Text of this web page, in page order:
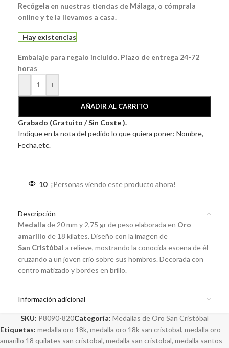
Recógela en nuestras tiendas de Málaga, o cómprala
online y te la llevamos a casa.
Hay existencias
Embalaje para regalo incluido. Plazo de entrega 24-72
horas
-
+
AÑADIR AL CARRITO
Grabado (Gratuito / Sin Coste ).
Indique en la nota del pedido lo que quiera poner: Nombre,
Fecha,etc.
10 ¡Personas viendo este producto ahora!
Descripción
Medalla de 20 mm y 2,75 gr de peso elaborada en Oro
amarillo de 18 kilates. Diseño con la imagen de
San Cristóbal a relieve, mostrando la conocida escena de él
cruzando a un joven crio sobre sus hombros. Decorada con
centro matizado y bordes en brillo.
Información adicional
SKU: P8090-820Categoría: Medallas de Oro San Cristóbal
Etiquetas: medalla oro 18k, medalla oro 18k san cristobal, medalla oro
amarillo 18 quilates san cristobal, medalla san cristobal, medalla santos